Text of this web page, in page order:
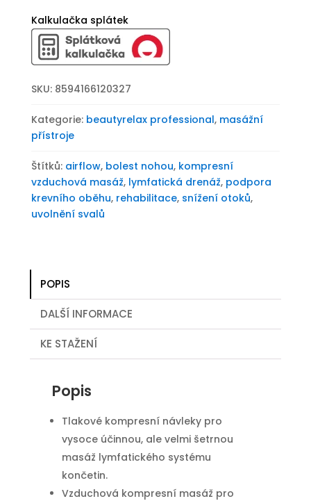
Prestige
množství
Kalkulačka splátek
SKU: 8594166120327
Kategorie: beautyrelax professional, masážní
přístroje
Štítků: airflow, bolest nohou, kompresní
vzduchová masáž, lymfatická drenáž, podpora
krevního oběhu, rehabilitace, snížení otoků,
uvolnění svalů
POPIS
DALŠÍ INFORMACE
KE STAŽENÍ
Popis
Tlakové kompresní návleky pro
vysoce účinnou, ale velmi šetrnou
masáž lymfatického systému
končetin.
Vzduchová kompresní masáž pro